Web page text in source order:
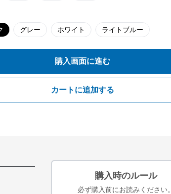
グレー ホワイト ライトブルー
購入画面に進む
カートに追加する
購入時のルール
必ず購入前にお読みください。